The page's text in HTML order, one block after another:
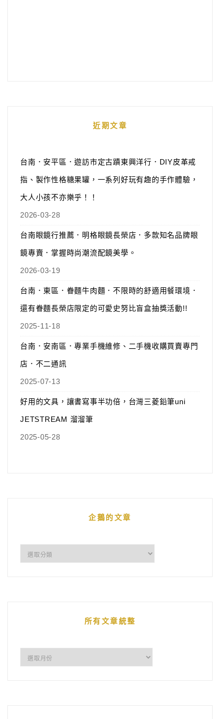
近期文章
台南．安平區．遊訪市定古蹟東興洋行．DIY皮革戒
指、製作性格糖果罐，一系列好玩有趣的手作體驗，
大人小孩不亦樂乎！！
2026-03-28
台南眼鏡行推薦．明格眼鏡長榮店．多款知名品牌眼
鏡專賣．掌握時尚潮流配鏡美學。
2026-03-19
台南．東區．眷麵牛肉麵．不限時的舒適用餐環境．
還有眷麵長榮店限定的可愛史努比盲盒抽獎活動!!
2025-11-18
台南．安南區．專業手機維修、二手機收購買賣專門
店．不二通訊
2025-07-13
好用的文具，讓書寫事半功倍，台灣三菱鉛筆uni
JETSTREAM 溜溜筆
2025-05-28
企鵝的文章
所有文章統整